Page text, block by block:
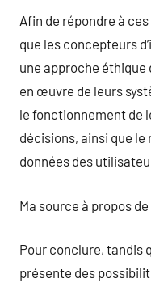
Afin de répondre à
que les concepteurs
une approche éthique
en œuvre de leurs
le fonctionnement de
décisions, ainsi que
données des
Ma source à propos de
Pour conclure, tandis
présente des